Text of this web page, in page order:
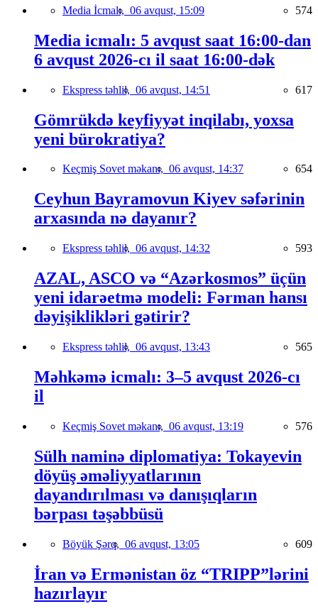
Media İcmalı, 06 avqust, 15:09 574
Media icmalı: 5 avqust saat 16:00-dan
6 avqust 2026-cı il saat 16:00-dək
Ekspress təhlil, 06 avqust, 14:51 617
Gömrükdə keyfiyyət inqilabı, yoxsa
yeni bürokratiya?
Keçmiş Sovet məkanı, 06 avqust, 14:37 654
Ceyhun Bayramovun Kiyev səfərinin
arxasında nə dayanır?
Ekspress təhlil, 06 avqust, 14:32 593
AZAL, ASCO və “Azərkosmos” üçün
yeni idarəetmə modeli: Fərman hansı
dəyişiklikləri gətirir?
Ekspress təhlil, 06 avqust, 13:43 565
Məhkəmə icmalı: 3–5 avqust 2026-cı
il
Keçmiş Sovet məkanı, 06 avqust, 13:19 576
Sülh naminə diplomatiya: Tokayevin
döyüş əməliyyatlarının
dayandırılması və danışıqların
bərpası təşəbbüsü
Böyük Şərq, 06 avqust, 13:05 609
İran və Ermənistan öz “TRIPP”lərini
hazırlayır